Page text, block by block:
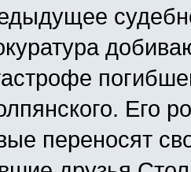
Его
переносят